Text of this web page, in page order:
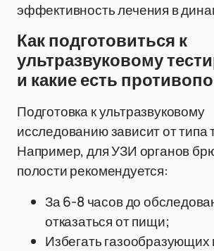
эффективность лечения в
Как подготовиться к
ультразвуковому
и какие есть
Подготовка к ультразвуковому
исследованию зависит от типа
Например, для УЗИ органов
полости рекомендуется:
За 6-8 часов до
отказаться от пищи;
Избегать газообразующих